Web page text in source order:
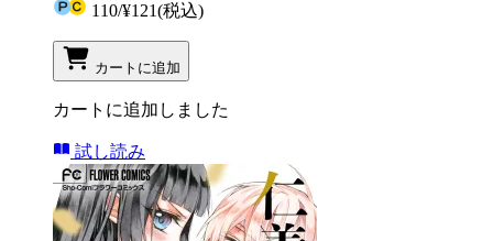
110/¥121(税込)
カートに追加
カートに追加しました
試し読み